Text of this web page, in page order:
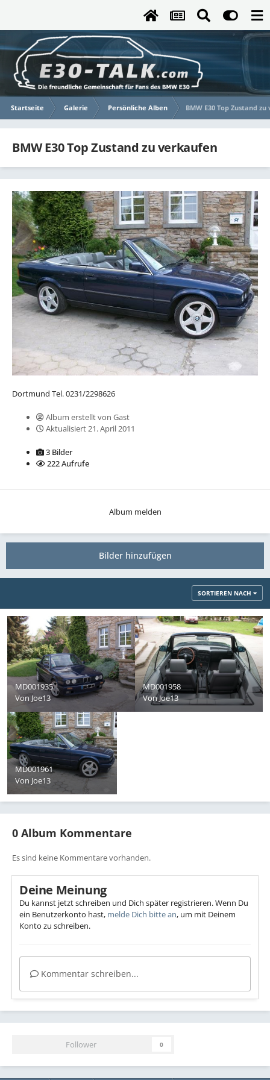
Startseite Galerie Persönliche Alben BMW E30 Top Zustand
BMW E30 Top Zustand zu verkaufen
Dortmund Tel. 0231/2298626
Album erstellt von Gast
Aktualisiert21. April 2011
3 Bilder
222 Aufrufe
Album melden
Bilder hinzufügen
SORTIEREN NACH
MD001935
Von Joe13
MD001958
VonJoe13
MD001961
Von Joe13
0 Album Kommentare
Es sind keine Kommentare vorhanden.
Deine Meinung
Du kannst jetzt schreiben und Dich später registrieren. Wenn Du
ein Benutzerkonto hast, melde Dich bitte an, um mit Deinem
Konto zu schreiben.
Kommentar schreiben...
Follower 0